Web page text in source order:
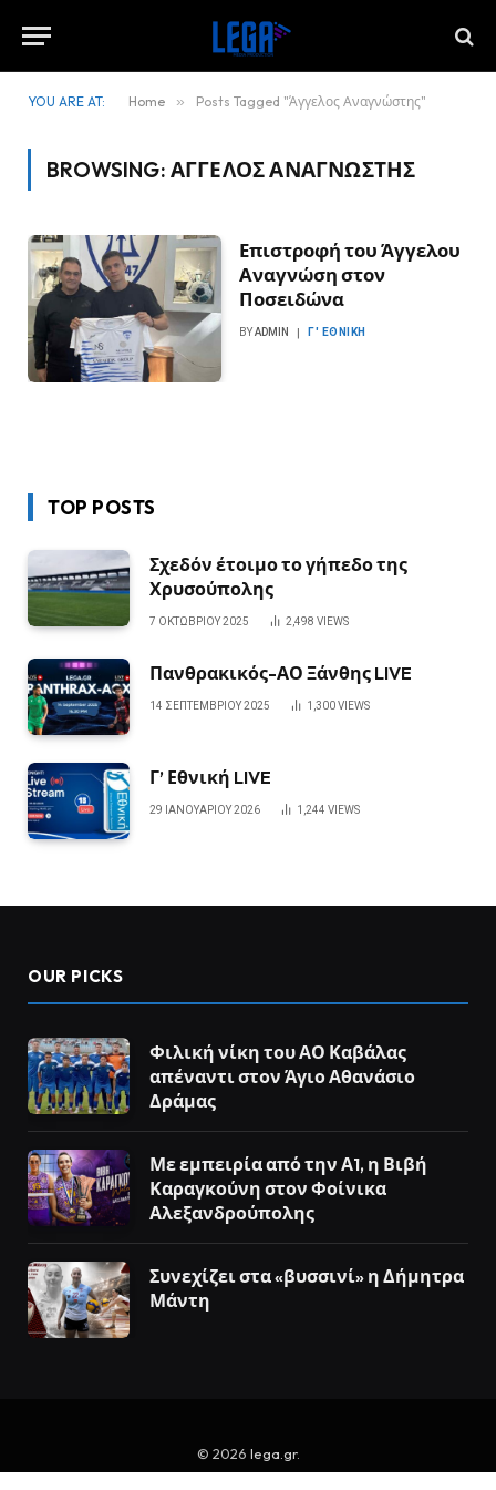
YOU ARE AT: Home » Posts Tagged "Άγγελος Αναγνώστης"
BROWSING: ΆΓΓΕΛΟΣ ΑΝΑΓΝΏΣΤΗΣ
Επιστροφή του Άγγελου
Αναγνώση στον
Ποσειδώνα
BYADMIN Γ' ΕΘΝΙΚΉ
TOP POSTS
Σχεδόν έτοιμο το γήπεδο της
Χρυσούπολης
7 ΟΚΤΩΒΡΊΟΥ 2025 2,498 VIEWS
Πανθρακικός-ΑΟ Ξάνθης LIVE
14 ΣΕΠΤΕΜΒΡΊΟΥ 2025 1,300VIEWS
Γ’ Εθνική LIVE
29 ΙΑΝΟΥΑΡΊΟΥ 2026 1,244 VIEWS
OUR PICKS
Φιλική νίκη του ΑΟ Καβάλας
απέναντι στον Άγιο Αθανάσιο
Δράμας
Με εμπειρία από την Α1, η Βιβή
Καραγκούνη στον Φοίνικα
Αλεξανδρούπολης
Συνεχίζει στα «βυσσινί» η Δήμητρα
Μάντη
© 2026 lega.gr.